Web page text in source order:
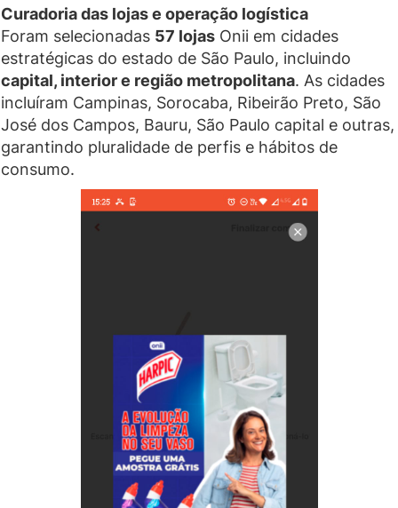
Curadoria das lojas e operação logística
Foram selecionadas 57 lojas Onii em cidades
estratégicas do estado de São Paulo, incluindo
capital, interior e região metropolitana. As cidades
incluíram Campinas, Sorocaba, Ribeirão Preto, São
José dos Campos, Bauru, São Paulo capital e outras,
garantindo pluralidade de perfis e hábitos de
consumo.